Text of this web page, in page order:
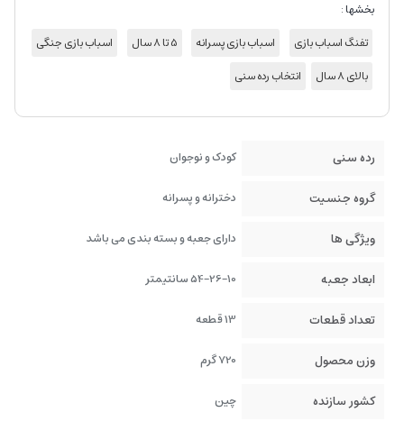
بخشها :
تفنگ اسباب بازی
اسباب بازی پسرانه 5 تا 8 سال
اسباب بازی جنگی
بالای 8 سال
انتخاب رده سنی
رده سنی کودک و نوجوان
گروه جنسیت دخترانه و پسرانه
ویژگی ها دارای جعبه و بسته بندی می باشد
ابعاد جعبه 54-26-10 سانتیمتر
تعداد قطعات 13 قطعه
وزن محصول 720 گرم
کشور سازنده چین